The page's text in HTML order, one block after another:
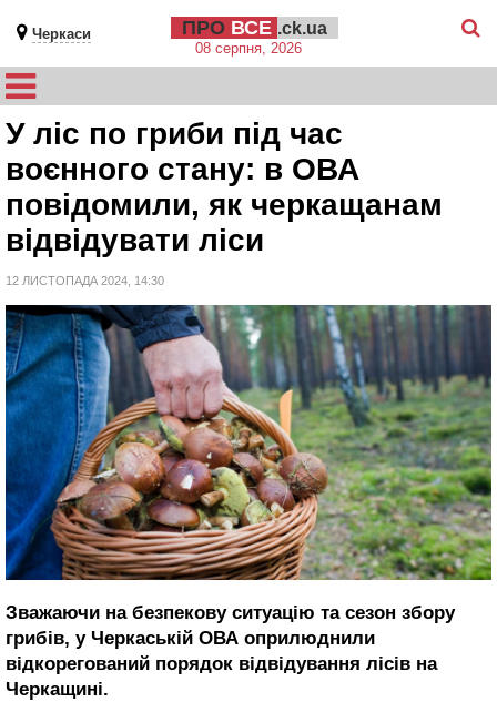
Черкаси ПРО ВСЕ .ck.ua
08 серпня, 2026
У ліс по гриби під час
воєнного стану: в ОВА
повідомили, як черкащанам
відвідувати ліси
12 ЛИСТОПАДА 2024, 14:30
Зважаючи на безпекову ситуацію та сезон збору
грибів, у Черкаській ОВА оприлюднили
відкорегований порядок відвідування лісів на
Черкащині.